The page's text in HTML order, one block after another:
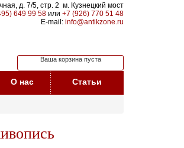
д. 7/5, стр. 2 м. Кузнецкий мост
649 99 58 или +7 (926) 770 51 48
E-mail: info@antikzone.ru
Ваша корзина пуста
О нас Статьи